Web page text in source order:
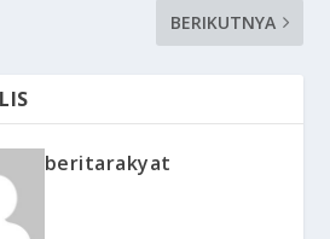
BERIKUTNYA
beritarakyat